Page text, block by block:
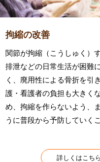
拘縮の改善
関節が拘縮（こうしゅく）
排泄などの日常生活が困難
く、廃用性による骨折を引
護・看護者の負担も大きく
め、拘縮を作らないよう、
うに普段から予防していく
詳しくはこちら